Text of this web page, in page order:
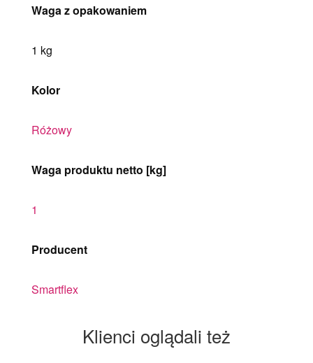
Waga z opakowaniem
1 kg
Kolor
Różowy
Waga produktu netto [kg]
1
Producent
Smartflex
Klienci oglądali też